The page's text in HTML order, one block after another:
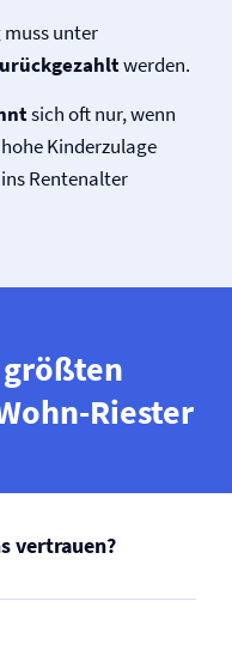
muss unter
werden.
sich oft nur, wenn
Kinderzulage
Rentenalter
Riester
vertrauen?